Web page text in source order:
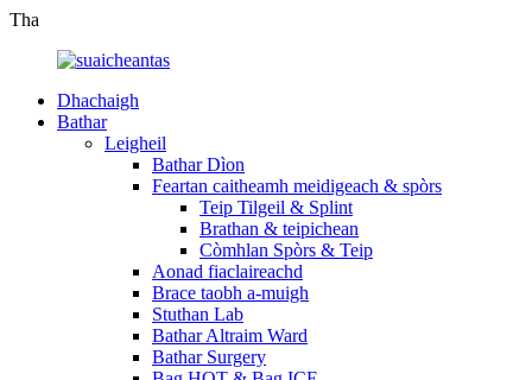
Tha
Dhachaigh
Bathar
Leigheil
Bathar Dìon
Feartan caitheamh meidigeach & spòrs
Teip Tilgeil & Splint
Brathan & teipichean
Còmhlan Spòrs & Teip
Aonad fiaclaireachd
Brace taobh a-muigh
Stuthan Lab
Bathar Altraim Ward
Bathar Surgery